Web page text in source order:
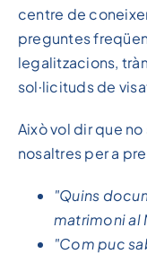
centre de
preguntes
legalitzacions,
sol·licituds de
Això vol dir que
nosaltres per a
"Quins
matrimoni al
"Com puc